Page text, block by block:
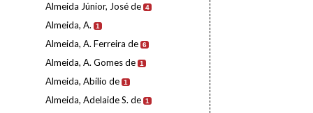
Almeida Júnior, José de 4
Almeida, A. 1
Almeida, A. Ferreira de 6
Almeida, A. Gomes de 1
Almeida, Abílio de 1
Almeida, Adelaide S. de 1